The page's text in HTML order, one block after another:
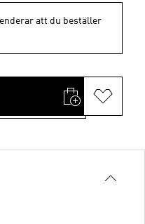
att du beställer